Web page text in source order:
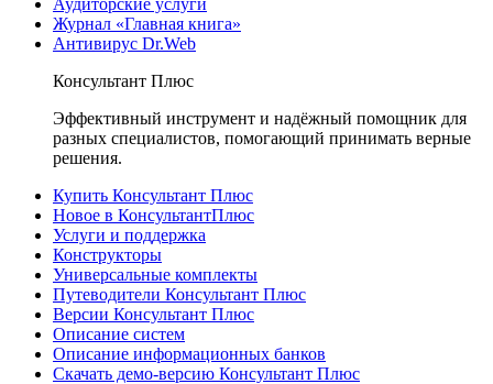
Аудиторские услуги
Журнал «Главная книга»
Антивирус Dr.Web
Консультант Плюс
Эффективный инструмент и надёжный помощник для
разных специалистов, помогающий принимать верные
решения.
Купить Консультант Плюс
Новое в КонсультантПлюс
Услуги и поддержка
Конструкторы
Универсальные комплекты
Путеводители Консультант Плюс
Версии Консультант Плюс
Описание систем
Описание информационных банков
Скачать демо-версию Консультант Плюс